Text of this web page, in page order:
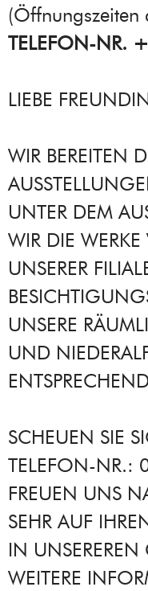
(Öffnungszeiten
TELEFON-NR.
LIEBE
WIR BEREITEN
UNTER DEM
WIR DIE
UNSERER
UNSERE
UND
SCHEUEN SIE
TELEFON-NR.:
FREUEN UNS
SEHR AUF
IN UNSEREREN
WEITERE